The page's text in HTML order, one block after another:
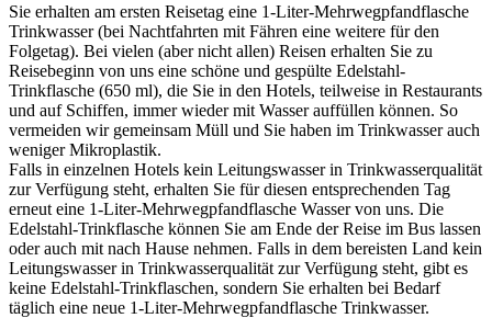
Sie erhalten am ersten Reisetag eine 1-Liter-Mehrwegpfandflasche
Trinkwasser (bei Nachtfahrten mit Fähren eine weitere für den
Folgetag). Bei vielen (aber nicht allen) Reisen erhalten Sie zu
Reisebeginn von uns eine schöne und gespülte Edelstahl-
Trinkflasche (650 ml), die Sie in den Hotels, teilweise in Restaurants
und auf Schiffen, immer wieder mit Wasser auffüllen können. So
vermeiden wir gemeinsam Müll und Sie haben im Trinkwasser auch
weniger Mikroplastik.
Falls in einzelnen Hotels kein Leitungswasser in Trinkwasserqualität
zur Verfügung steht, erhalten Sie für diesen entsprechenden Tag
erneut eine 1-Liter-Mehrwegpfandflasche Wasser von uns. Die
Edelstahl-Trinkflasche können Sie am Ende der Reise im Bus lassen
oder auch mit nach Hause nehmen. Falls in dem bereisten Land kein
Leitungswasser in Trinkwasserqualität zur Verfügung steht, gibt es
keine Edelstahl-Trinkflaschen, sondern Sie erhalten bei Bedarf
täglich eine neue 1-Liter-Mehrwegpfandflasche Trinkwasser.